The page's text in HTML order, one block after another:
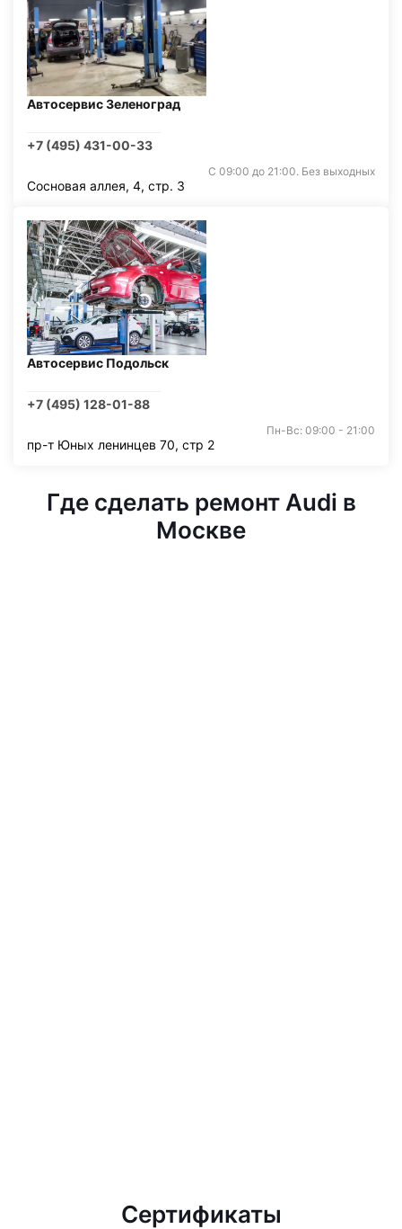
Автосервис Зеленоград
+7 (495) 431-00-33
С 09:00 до 21:00. Без выходных
Сосновая аллея, 4, стр. 3
Автосервис Подольск
+7 (495) 128-01-88
Пн-Вс: 09:00 - 21:00
пр-т Юных ленинцев 70, стр 2
Где сделать ремонт Audi в
Москве
Сертификаты